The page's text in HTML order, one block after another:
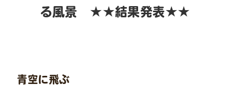
る風景 ★★結果発表★★
青空に飛ぶ